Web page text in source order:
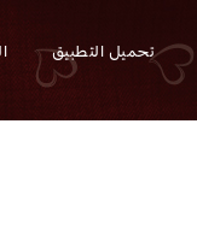
تحميل التطبيق